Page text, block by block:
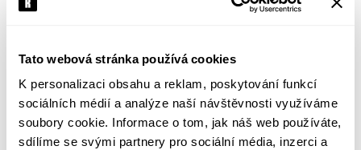
Tato webová stránka používá cookies
K personalizaci obsahu a reklam, poskytování funkcí
sociálních médií a analýze naší návštěvnosti využíváme
soubory cookie. Informace o tom, jak náš web používáte,
sdílíme se svými partnery pro sociální média, inzerci a
Město
PSČ